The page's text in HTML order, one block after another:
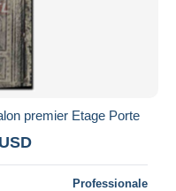
premier Etage Porte
Professionale